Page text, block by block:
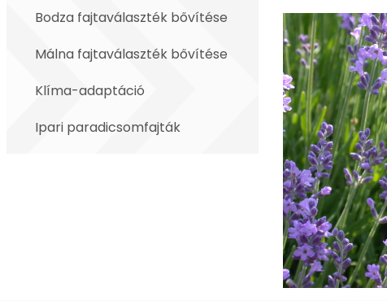
Bodza fajtaválaszték bővítése
Málna fajtaválaszték bővítése
Klíma-adaptáció
Ipari paradicsomfajták